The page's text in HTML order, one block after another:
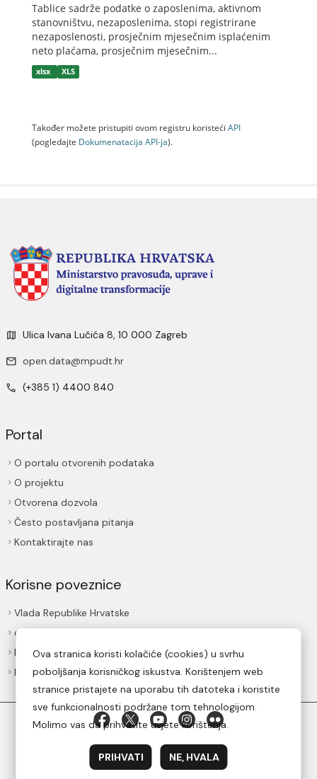
Tablice sadrže podatke o zaposlenima, aktivnom
stanovništvu, nezaposlenima, stopi registrirane
nezaposlenosti, prosječnim mjesečnim isplaćenim
neto plaćama, prosječnim mjesečnim...
xlsx XLS
Također možete pristupiti ovom registru koristeći API
(pogledajte Dokumenаtаcijа API-jа).